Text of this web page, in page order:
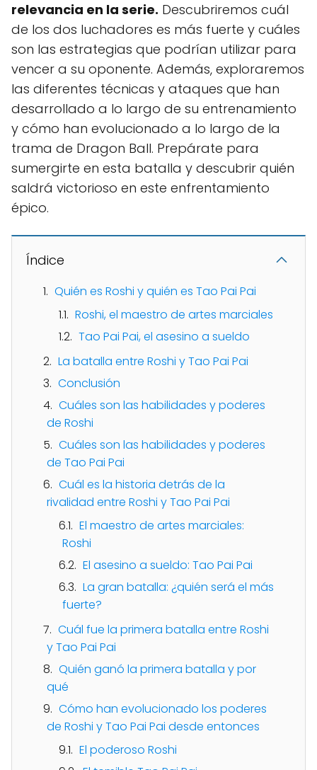
relevancia en la serie. Descubriremos cuál
de los dos luchadores es más fuerte y cuáles
son las estrategias que podrían utilizar para
vencer a su oponente. Además, exploraremos
las diferentes técnicas y ataques que han
desarrollado a lo largo de su entrenamiento
y cómo han evolucionado a lo largo de la
trama de Dragon Ball. Prepárate para
sumergirte en esta batalla y descubrir quién
saldrá victorioso en este enfrentamiento
épico.
Índice
Quién es Roshi y quién es Tao Pai Pai
Roshi, el maestro de artes marciales
Tao Pai Pai, el asesino a sueldo
La batalla entre Roshi y Tao Pai Pai
Conclusión
Cuáles son las habilidades y poderes
de Roshi
Cuáles son las habilidades y poderes
de Tao Pai Pai
Cuál es la historia detrás de la
rivalidad entre Roshi y Tao Pai Pai
El maestro de artes marciales:
Roshi
El asesino a sueldo: Tao Pai Pai
La gran batalla: ¿quién será el más
fuerte?
Cuál fue la primera batalla entre Roshi
y Tao Pai Pai
Quién ganó la primera batalla y por
qué
Cómo han evolucionado los poderes
de Roshi y Tao Pai Pai desde entonces
El poderoso Roshi